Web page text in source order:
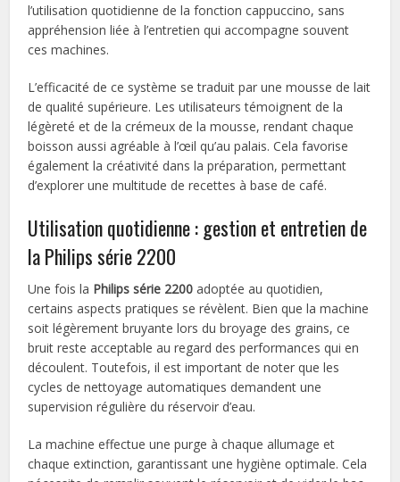
l’utilisation quotidienne de la fonction cappuccino, sans
appréhension liée à l’entretien qui accompagne souvent
ces machines.
L’efficacité de ce système se traduit par une mousse de lait
de qualité supérieure. Les utilisateurs témoignent de la
légèreté et de la crémeux de la mousse, rendant chaque
boisson aussi agréable à l’œil qu’au palais. Cela favorise
également la créativité dans la préparation, permettant
d’explorer une multitude de recettes à base de café.
Utilisation quotidienne : gestion et entretien de
la Philips série 2200
Une fois la Philips série 2200 adoptée au quotidien,
certains aspects pratiques se révèlent. Bien que la machine
soit légèrement bruyante lors du broyage des grains, ce
bruit reste acceptable au regard des performances qui en
découlent. Toutefois, il est important de noter que les
cycles de nettoyage automatiques demandent une
supervision régulière du réservoir d’eau.
La machine effectue une purge à chaque allumage et
chaque extinction, garantissant une hygiène optimale. Cela